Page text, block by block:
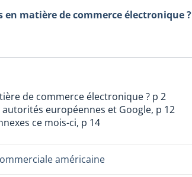
en matière de commerce électronique ?
de commerce électronique ? p 2
européennes et Google, p 12
ce mois-ci, p 14
américaine